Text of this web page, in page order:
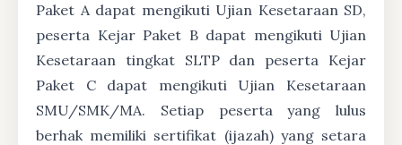
Paket A dapat mengikuti Ujian Kesetaraan SD,
peserta Kejar Paket B dapat mengikuti Ujian
Kesetaraan tingkat SLTP dan peserta Kejar
Paket C dapat mengikuti Ujian Kesetaraan
SMU/SMK/MA. Setiap peserta yang lulus
berhak memiliki sertifikat (ijazah) yang setara